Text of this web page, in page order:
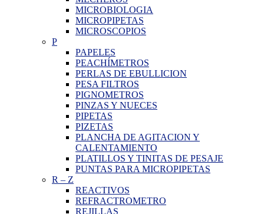
MICROBIOLOGIA
MICROPIPETAS
MICROSCOPIOS
P
PAPELES
PEACHÍMETROS
PERLAS DE EBULLICION
PESA FILTROS
PIGNOMETROS
PINZAS Y NUECES
PIPETAS
PIZETAS
PLANCHA DE AGITACION Y
CALENTAMIENTO
PLATILLOS Y TINITAS DE PESAJE
PUNTAS PARA MICROPIPETAS
R – Z
REACTIVOS
REFRACTROMETRO
REJILLAS